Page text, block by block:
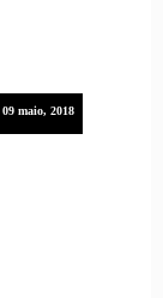
09 maio, 2018